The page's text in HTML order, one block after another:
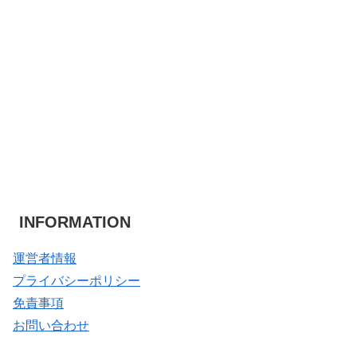
INFORMATION
運営者情報
プライバシーポリシー
免責事項
お問い合わせ